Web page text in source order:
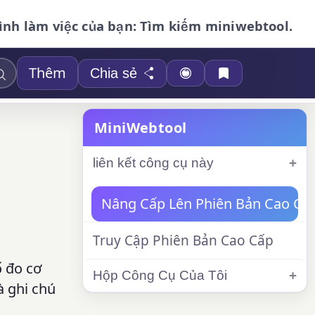
làm việc của bạn: Tìm kiếm miniwebtool.
Thêm Chia sẻ
đo cơ
ghi chú
MiniWebtool
liên kết công cụ này
Nâng Cấp Lên Phiên Bản Cao
Truy Cập Phiên Bản Cao Cấp
Hộp Công Cụ Của Tôi